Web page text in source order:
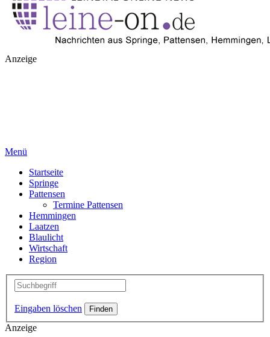
Anzeige
Menü
Startseite
Springe
Pattensen
Termine Pattensen
Hemmingen
Laatzen
Blaulicht
Wirtschaft
Region
Eingaben löschen
Anzeige